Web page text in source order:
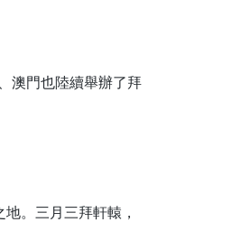
澳門也陸續舉辦了拜
。三月三拜軒轅，